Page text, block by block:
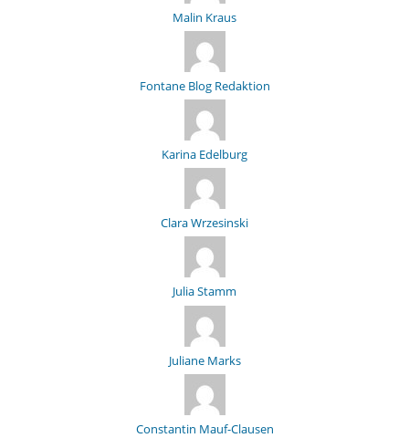
Malin Kraus
Fontane Blog Redaktion
Karina Edelburg
Clara Wrzesinski
Julia Stamm
Juliane Marks
Constantin Mauf-Clausen